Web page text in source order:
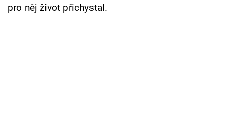
pro něj život přichystal.